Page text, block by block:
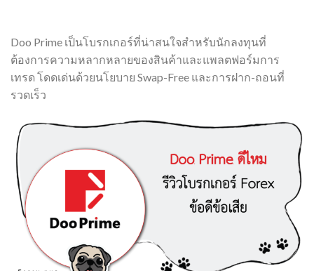
Doo Prime เป็นโบรกเกอร์ที่น่าสนใจสำหรับนักลงทุนที่
ต้องการความหลากหลายของสินค้าและแพลตฟอร์มการ
เทรด โดดเด่นด้วยนโยบาย Swap-Free และการฝาก-ถอนที่
รวดเร็ว